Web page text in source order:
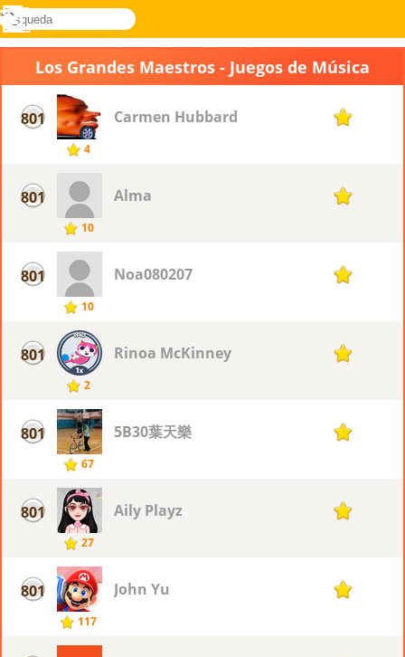
Novel
búsqueda
Acceder
Menú
Los Grandes Maestros - Juegos de Música
801
4
Carmen Hubbard 1
801
10
Alma 1
801
10
Noa080207 1
801
2
Rinoa McKinney 1
801
67
5B30葉天樂 1
801
27
Aily Playz 1
801
117
John Yu 1